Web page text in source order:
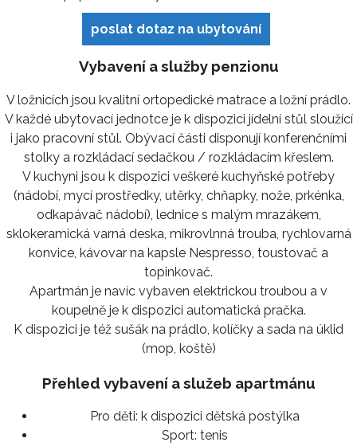
poslat dotaz na ubytování
Vybavení a služby penzionu
V ložnicích jsou kvalitní ortopedické matrace a ložní prádlo.
V každé ubytovací jednotce je k dispozici jídelní stůl sloužící
i jako pracovní stůl. Obývací části disponují konferenčními
stolky a rozkládací sedačkou / rozkládacím křeslem.
V kuchyni jsou k dispozici veškeré kuchyňské potřeby
(nádobí, mycí prostředky, utěrky, chňapky, nože, prkénka,
odkapávač nádobí), lednice s malým mrazákem,
sklokeramická varná deska, mikrovlnná trouba, rychlovarná
konvice, kávovar na kapsle Nespresso, toustovač a
topinkovač.
Apartmán je navíc vybaven elektrickou troubou a v
koupelně je k dispozici automatická pračka.
K dispozici je též sušák na prádlo, kolíčky a sada na úklid
(mop, koště)
Přehled vybavení a služeb apartmánu
Pro děti: k dispozici dětská postýlka
Sport: tenis